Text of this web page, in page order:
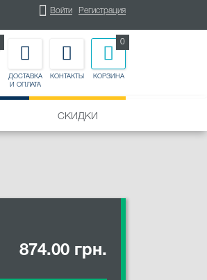
Войти Регистрация
ДОСТАВКА
И ОПЛАТА
КОНТАКТЫ КОРЗИНА
0
СКИДКИ
874.00 грн.